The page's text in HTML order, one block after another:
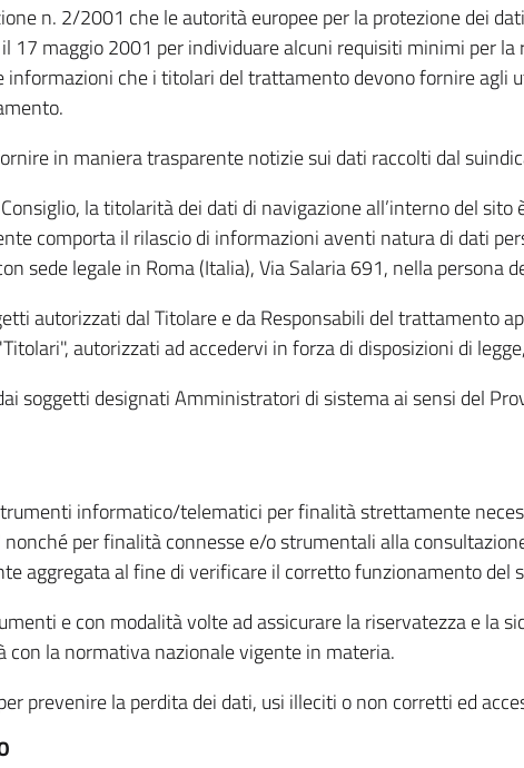
n. 2/2001 che le autorità europee per la protezione dei
maggio 2001 per individuare alcuni requisiti minimi per la
che i titolari del trattamento devono fornire agli
in maniera trasparente notizie sui dati raccolti dal
la titolarità dei dati di navigazione all’interno del sito
comporta il rilascio di informazioni aventi natura di dati
sede legale in Roma (Italia), Via Salaria 691, nella persona
autorizzati dal Titolare e da Responsabili del trattamento
autorizzati ad accedervi in forza di disposizioni di
soggetti designati Amministratori di sistema ai sensi del
informatico/telematici per finalità strettamente
per finalità connesse e/o strumentali alla
aggregata al fine di verificare il corretto funzionamento del
e con modalità volte ad assicurare la riservatezza e la
con la normativa nazionale vigente in materia.
prevenire la perdita dei dati, usi illeciti o non corretti ed